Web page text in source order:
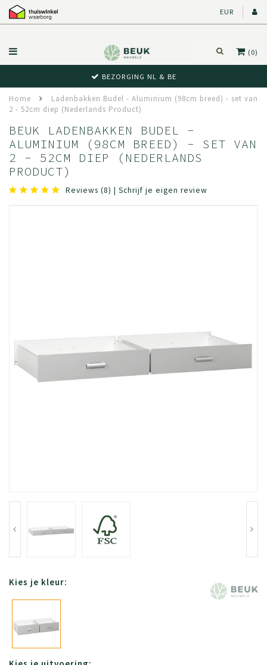
EUR
(0)
BEZORGING NL & BE
Home
Ladenbakken Budel - Aluminium (98cm breed) - set van
2 - 52cm diep (Nederlands Product)
BEUK LADENBAKKEN BUDEL -
ALUMINIUM (98CM BREED) - SET VAN
2 - 52CM DIEP (NEDERLANDS
PRODUCT)
Reviews (8) | Schrijf je eigen review
Kies je kleur: